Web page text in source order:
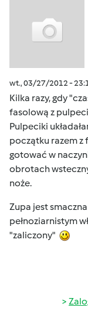
wt., 03/27/2012 -
Kilka razy, gdy
fasolową z
Pulpeciki
początku razem z
gotować w
obrotach
noże.
Zupa jest
pełnoziarnistym
"zaliczony"